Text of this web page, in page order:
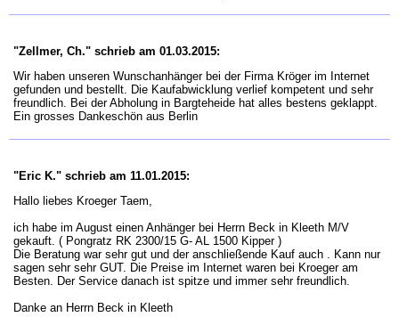
"Zellmer, Ch." schrieb am 01.03.2015:
Wir haben unseren Wunschanhänger bei der Firma Kröger im Internet
gefunden und bestellt. Die Kaufabwicklung verlief kompetent und sehr
freundlich. Bei der Abholung in Bargteheide hat alles bestens geklappt.
Ein grosses Dankeschön aus Berlin
"Eric K." schrieb am 11.01.2015:
Hallo liebes Kroeger Taem,
ich habe im August einen Anhänger bei Herrn Beck in Kleeth M/V
gekauft. ( Pongratz RK 2300/15 G- AL 1500 Kipper )
Die Beratung war sehr gut und der anschließende Kauf auch . Kann nur
sagen sehr sehr GUT. Die Preise im Internet waren bei Kroeger am
Besten. Der Service danach ist spitze und immer sehr freundlich.
Danke an Herrn Beck in Kleeth